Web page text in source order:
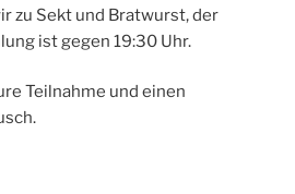
zu Sekt und Bratwurst, der
ist gegen 19:30 Uhr.
Teilnahme und einen